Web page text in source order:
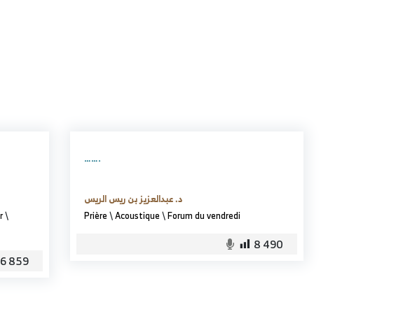
\
6 859
…….
د. عبدالعزيز بن ريس الريس
Prière\Acoustique\Forum du vendredi
8 490